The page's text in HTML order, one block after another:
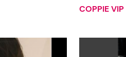
COPPIE VIP